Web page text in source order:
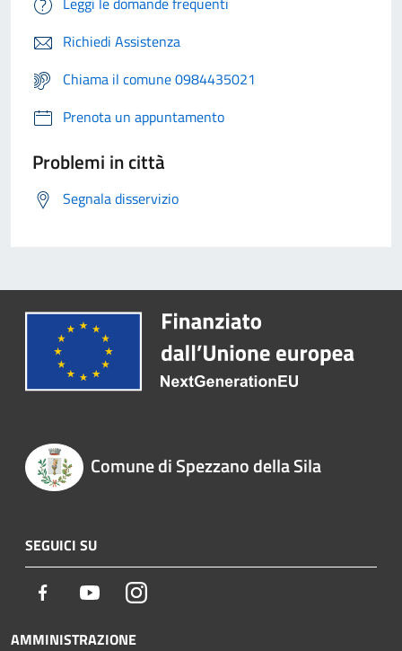
Richiedi Assistenza
Chiama il comune 0984435021
Prenota un appuntamento
Problemi in città
Segnala disservizio
Comune di Spezzano della Sila
SEGUICI SU
Facebook YoutubeInstagram
AMMINISTRAZIONE